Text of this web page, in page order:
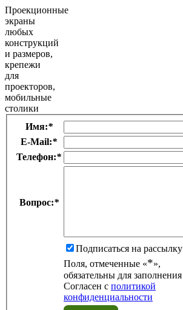
Проекционные
экраны
любых
конструкций
и размеров,
крепежи
для
проекторов,
мобильные
столики
Имя:*
E-Mail:*
Телефон:*
Вопрос:*
Подписаться на рассылку
Поля, отмеченные «*»,
обязательны для заполнения
Согласен с политикой
конфиденциальности